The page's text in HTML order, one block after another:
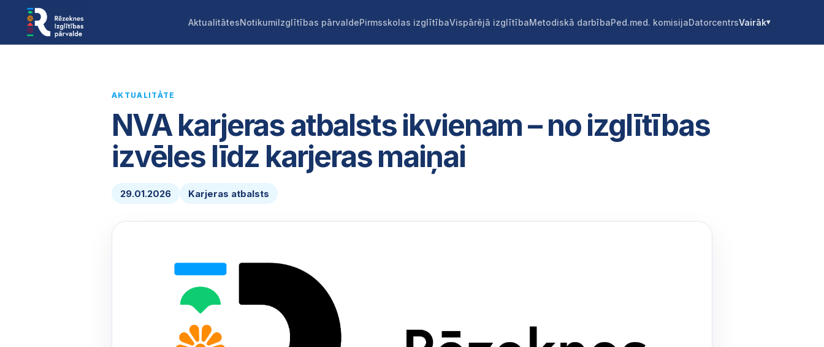
AktualitātesNotikumiIzglītības pārvaldePirmsskolas izglītībaVispārējā izglītībaMetodiskā darbībaPed.med. komisijaDatorcentrsVairāk
AKTUALITĀTE
NVA karjeras atbalsts ikvienam – no izglītības
izvēles līdz karjeras maiņai
29.01.2026 Karjeras atbalsts